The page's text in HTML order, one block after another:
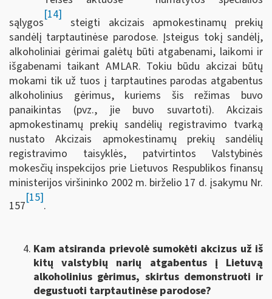
sąlygos
[14]
steigti akcizais apmokestinamų prekių
sandėlį tarptautinėse parodose. Įsteigus tokį sandėlį,
alkoholiniai gėrimai galėtų būti atgabenami, laikomi ir
išgabenami taikant AMLAR. Tokiu būdu akcizai būtų
mokami tik už tuos į tarptautines parodas atgabentus
alkoholinius gėrimus, kuriems šis režimas buvo
panaikintas (pvz., jie buvo suvartoti). Akcizais
apmokestinamų prekių sandėlių registravimo tvarką
nustato Akcizais apmokestinamų prekių sandėlių
registravimo taisyklės, patvirtintos Valstybinės
mokesčių inspekcijos prie Lietuvos Respublikos finansų
ministerijos viršininko 2002 m. birželio 17 d. įsakymu Nr.
157
[15]
.
Kam atsiranda prievolė sumokėti akcizus už iš
kitų valstybių narių atgabentus į Lietuvą
alkoholinius gėrimus, skirtus demonstruoti ir
degustuoti tarptautinėse parodose?